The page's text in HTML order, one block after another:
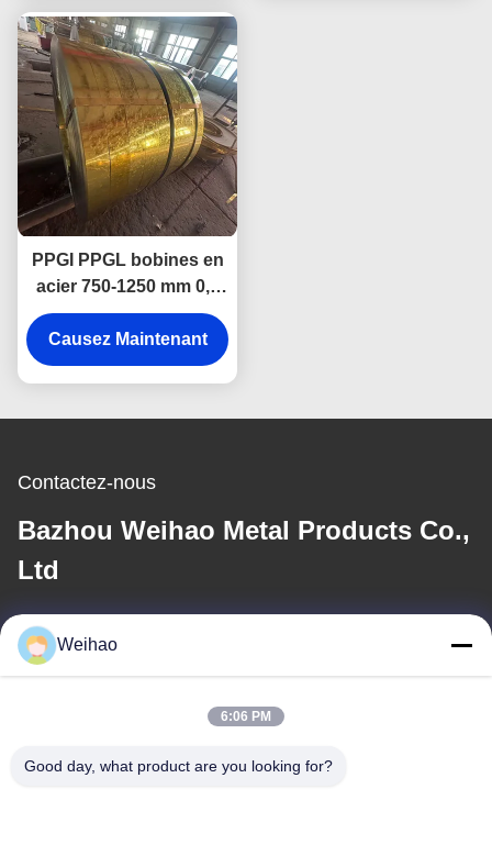
PPGI PPGL bobines en
acier 750-1250 mm 0,4
mm 0,5 mm avec
service de coupe
Causez Maintenant
Contactez-nous
Bazhou Weihao Metal Products Co.,
Ltd
E-mail
408690175@qq.com
Notre adresse
Weihao
6:06 PM
Good day, what product are you looking for?